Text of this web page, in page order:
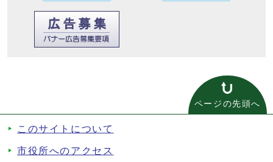
ページの先頭へ
このサイトについて
市役所へのアクセス